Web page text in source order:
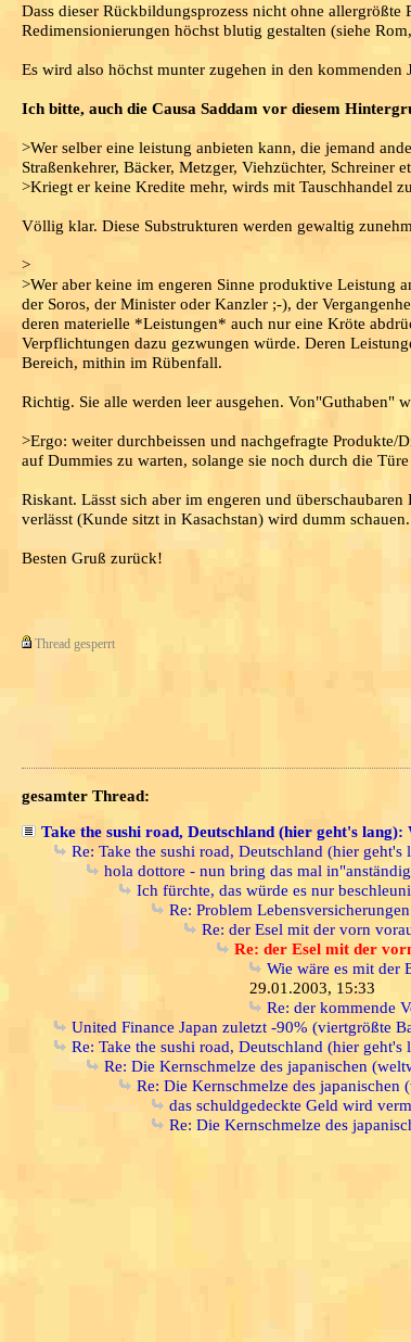
Dass dieser Rückbildungsprozess nicht ohne
Redimensionierungen höchst blutig gestalten (siehe
Es wird also höchst munter zugehen in den kommenden
Ich bitte, auch die Causa Saddam vor diesem
>Wer selber eine leistung anbieten kann, die jemand
Straßenkehrer, Bäcker, Metzger, Viehzüchter, Schreiner
>Kriegt er keine Kredite mehr, wirds mit Tauschhandel
Völlig klar. Diese Substrukturen werden gewaltig
>
>Wer aber keine im engeren Sinne produktive Leistung
der Soros, der Minister oder Kanzler ;-), der
deren materielle *Leistungen* auch nur eine Kröte
Verpflichtungen dazu gezwungen würde. Deren
Bereich, mithin im Rübenfall.
Richtig. Sie alle werden leer ausgehen. Von"Guthaben"
>Ergo: weiter durchbeissen und nachgefragte
auf Dummies zu warten, solange sie noch durch die
Riskant. Lässt sich aber im engeren und
verlässt (Kunde sitzt in Kasachstan) wird dumm schauen.
Besten Gruß zurück!
Thread gesperrt
gesamter Thread:
Take the sushi road, Deutschland (hier geht's
Re: Take the sushi road, Deutschland (hier geht's
hola dottore - nun bring das mal
Ich fürchte, das würde es nur
Re: Problem
Re: der Esel mit der vorn
Re: der Esel mit der
Wie wäre es mit der
29.01.2003, 15:33
Re: der kommende
United Finance Japan zuletzt -90% (viertgrößte
Re: Take the sushi road, Deutschland (hier
Re: Die Kernschmelze des japanischen
Re: Die Kernschmelze des japanischen
das schuldgedeckte Geld wird
Re: Die Kernschmelze des